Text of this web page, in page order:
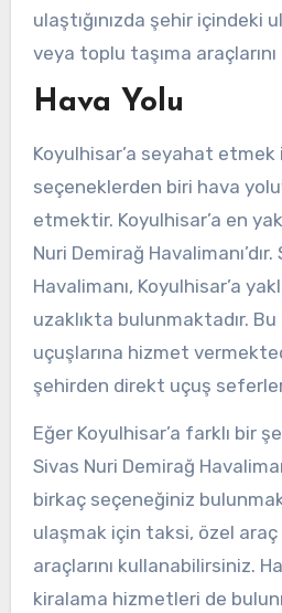
ulaştığınızda şehir içindeki
veya toplu taşıma
Hava Yolu
Koyulhisar’a seyahat etmek
seçeneklerden biri hava
etmektir. Koyulhisar’a en
Nuri Demirağ
Havalimanı, Koyulhisar’a
uzaklıkta bulunmaktadır.
uçuşlarına hizmet
şehirden direkt uçuş
Eğer Koyulhisar’a farklı bir
Sivas Nuri Demirağ
birkaç seçeneğiniz
ulaşmak için taksi, özel
araçlarını kullanabilirsiniz.
kiralama hizmetleri de